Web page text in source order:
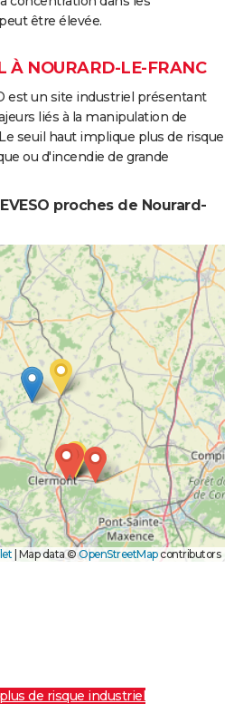
être élevée.
À NOURARD-LE-FRANC
est un site industriel présentant
liés à la manipulation de
seuil haut implique plus de risque
ou d'incendie de grande
proches de Nourard-
Map data ©OpenStreetMapcontributors
de risque industriel